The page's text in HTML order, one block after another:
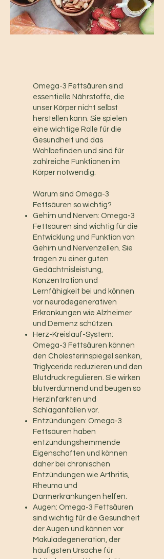
Omega-3 Fettsäuren sind
essentielle Nährstoffe, die
unser Körper nicht selbst
herstellen kann. Sie spielen
eine wichtige Rolle für die
Gesundheit und das
Wohlbefinden und sind für
zahlreiche Funktionen im
Körper notwendig.
Warum sind Omega-3
Fettsäuren so wichtig?
Gehirn und Nerven: Omega-3
Fettsäuren sind wichtig für die
Entwicklung und Funktion von
Gehirn und Nervenzellen. Sie
tragen zu einer guten
Gedächtnisleistung,
Konzentration und
Lernfähigkeit bei und können
vor neurodegenerativen
Erkrankungen wie Alzheimer
und Demenz schützen.
Herz-Kreislauf-System:
Omega-3 Fettsäuren können
den Cholesterinspiegel senken,
Triglyceride reduzieren und den
Blutdruck regulieren. Sie wirken
blutverdünnend und beugen so
Herzinfarkten und
Schlaganfällen vor.
Entzündungen: Omega-3
Fettsäuren haben
entzündungshemmende
Eigenschaften und können
daher bei chronischen
Entzündungen wie Arthritis,
Rheuma und
Darmerkrankungen helfen.
Augen: Omega-3 Fettsäuren
sind wichtig für die Gesundheit
der Augen und können vor
Makuladegeneration, der
häufigsten Ursache für